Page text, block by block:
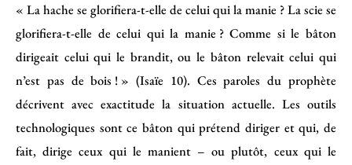
« La hache se glorifiera-t-elle de celui qui la manie ? La scie se
glorifiera-t-elle de celui qui la manie ? Comme si le bâton
dirigeait celui qui le brandit, ou le bâton relevait celui qui
n’est pas de bois ! » (Isaïe 10). Ces paroles du prophète
décrivent avec exactitude la situation actuelle. Les outils
technologiques sont ce bâton qui prétend diriger et qui, de
fait, dirige ceux qui le manient – ​​ou plutôt, ceux qui le